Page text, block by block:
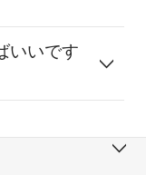
いいです